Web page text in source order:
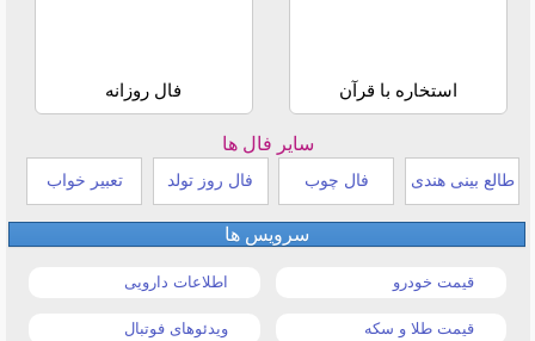
استخاره با قرآن فال روزانه
سایر فال ها
طالع بینی هندی فال چوب فال روز تولد تعبیر خواب
سرویس ها
قیمت خودرو اطلاعات دارویی
قیمت طلا و سکه ویدئوهای فوتبال